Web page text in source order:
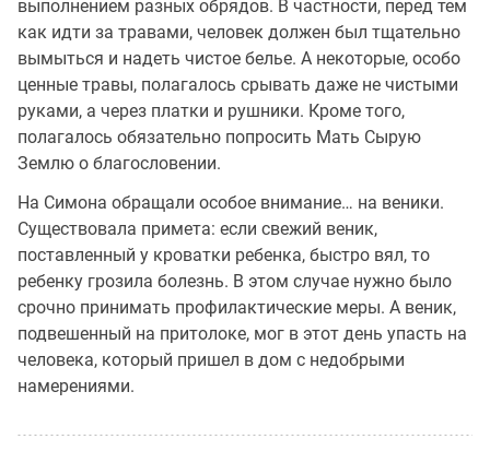
выполнением разных обрядов. В частности, перед тем
как идти за травами, человек должен был тщательно
вымыться и надеть чистое белье. А некоторые, особо
ценные травы, полагалось срывать даже не чистыми
руками, а через платки и рушники. Кроме того,
полагалось обязательно попросить Мать Сырую
Землю о благословении.
На Симона обращали особое внимание… на веники.
Существовала примета: если свежий веник,
поставленный у кроватки ребенка, быстро вял, то
ребенку грозила болезнь. В этом случае нужно было
срочно принимать профилактические меры. А веник,
подвешенный на притолоке, мог в этот день упасть на
человека, который пришел в дом с недобрыми
намерениями.